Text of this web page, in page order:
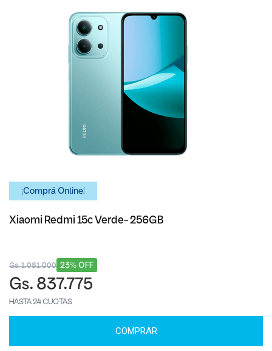
¡Comprá Online!
Xiaomi Redmi 15c Verde- 256GB
23% OFF
Gs. 1.081.000
Gs. 837.775
HASTA 24 CUOTAS
COMPRAR